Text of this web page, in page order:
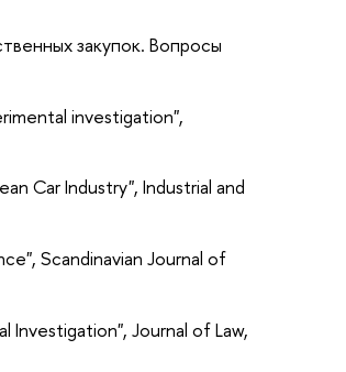
закупок. Вопросы
investigation",
Car Industry", Industrial and
Scandinavian Journal of
Investigation", Journal of Law,